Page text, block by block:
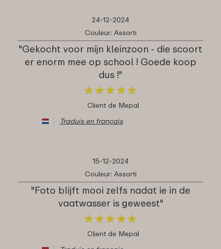
24-12-2024
Couleur: Assorti
"Gekocht voor mijn kleinzoon - die scoort
er enorm mee op school ! Goede koop
dus !"
★★★★★
★★★★★
Client de Mepal
Traduis en français
15-12-2024
Couleur: Assorti
"Foto blijft mooi zelfs nadat ie in de
vaatwasser is geweest"
★★★★★
★★★★★
Client de Mepal